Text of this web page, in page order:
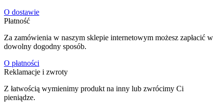
O dostawie
Płatność
Za zamówienia w naszym sklepie internetowym możesz zapłacić w
dowolny dogodny sposób.
O płatności
Reklamacje i zwroty
Z łatwością wymienimy produkt na inny lub zwrócimy Ci
pieniądze.